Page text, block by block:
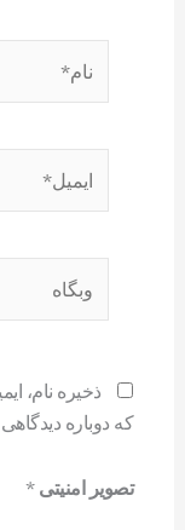
ذخیره نام،
که دوباره
تصویر امنیتی*